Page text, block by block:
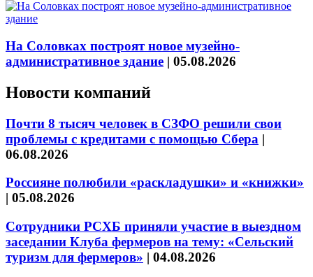
На Соловках построят новое музейно-
административное здание | 05.08.2026
Новости компаний
Почти 8 тысяч человек в СЗФО решили свои
проблемы с кредитами с помощью Сбера |
06.08.2026
Россияне полюбили «раскладушки» и «книжки»
| 05.08.2026
Сотрудники РСХБ приняли участие в выездном
заседании Клуба фермеров на тему: «Сельский
туризм для фермеров» | 04.08.2026